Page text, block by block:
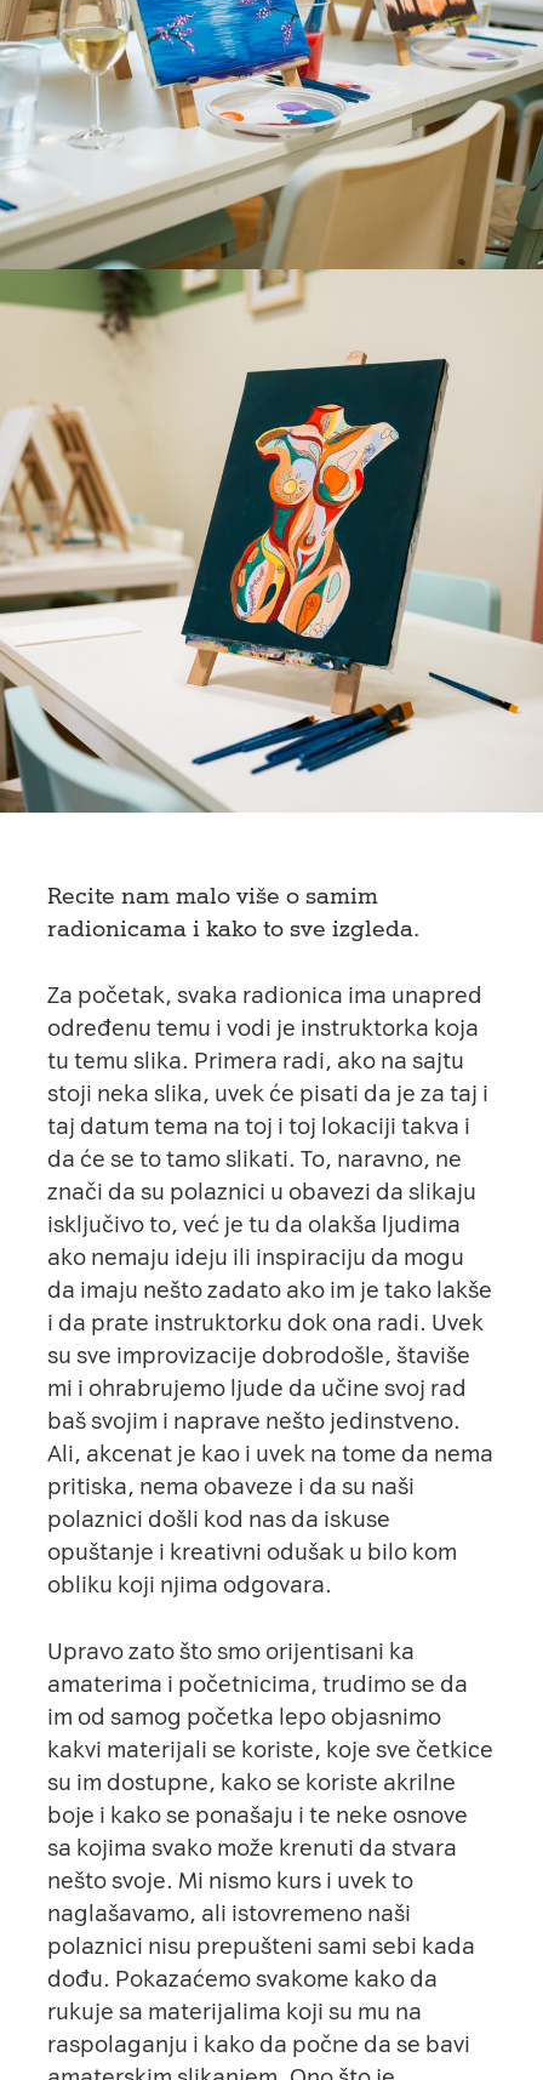
Recite nam malo više o samim
radionicama i kako to sve izgleda.
Za početak, svaka radionica ima unapred
određenu temu i vodi je instruktorka koja
tu temu slika. Primera radi, ako nasajtu
stoji neka slika, uvek će pisati da je za taj i
taj datum tema na toj i toj lokaciji takva i
da će se to tamo slikati. To, naravno, ne
znači da su polaznici u obavezi da slikaju
isključivo to, već je tu da olakša ljudima
ako nemaju ideju ili inspiraciju da mogu
da imaju nešto zadato ako im je tako lakše
i da prate instruktorku dok ona radi. Uvek
su sve improvizacije dobrodošle, štaviše
mi i ohrabrujemo ljude da učine svoj rad
baš svojim i naprave nešto jedinstveno.
Ali, akcenat je kao i uvek na tome da nema
pritiska, nema obaveze i da su naši
polaznici došli kod nas da iskuse
opuštanje i kreativni odušak u bilo kom
obliku koji njima odgovara.
Upravo zato što smo orijentisani ka
amaterima i početnicima, trudimo se da
im od samog početka lepo objasnimo
kakvi materijali se koriste, koje sve četkice
su im dostupne, kako se koriste akrilne
boje i kako se ponašaju i te neke osnove
sa kojima svako može krenuti da stvara
nešto svoje. Mi nismo kurs i uvek to
naglašavamo, ali istovremeno naši
polaznici nisu prepušteni sami sebi kada
dođu. Pokazaćemo svakome kako da
rukuje sa materijalima koji su mu na
raspolaganju i kako da počne da se bavi